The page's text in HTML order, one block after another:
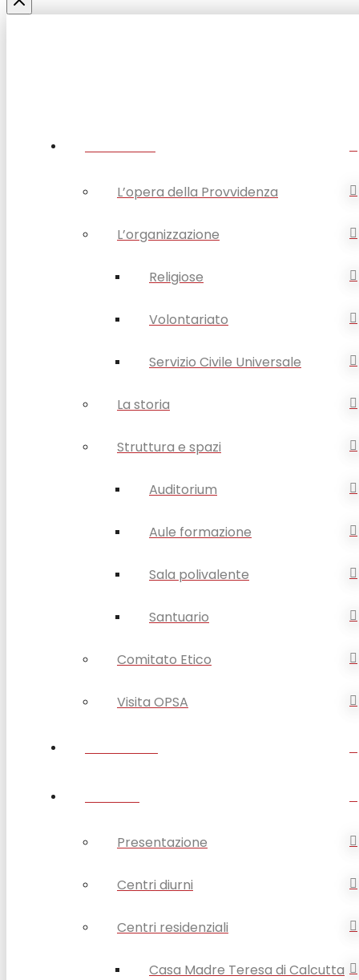
L’opera della Provvidenza
L’organizzazione
Religiose
Volontariato
Servizio Civile Universale
La storia
Struttura e spazi
Auditorium
Aule formazione
Sala polivalente
Santuario
Comitato Etico
Visita OPSA
Presentazione
Centri diurni
Centri residenziali
Casa Madre Teresa di Calcutta